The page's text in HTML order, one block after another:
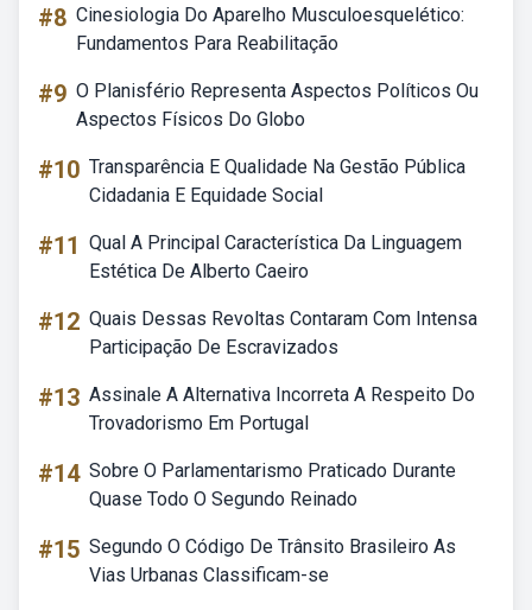
#8 Cinesiologia Do Aparelho Musculoesquelético:
Fundamentos Para Reabilitação
#9 O Planisfério Representa Aspectos Políticos Ou
Aspectos Físicos Do Globo
#10 Transparência E Qualidade Na Gestão Pública
Cidadania E Equidade Social
#11 Qual A Principal Característica Da Linguagem
Estética De Alberto Caeiro
#12 Quais Dessas Revoltas Contaram Com Intensa
Participação De Escravizados
#13 Assinale A Alternativa Incorreta A Respeito Do
Trovadorismo Em Portugal
#14 Sobre O Parlamentarismo Praticado Durante
Quase Todo O Segundo Reinado
#15 Segundo O Código De Trânsito Brasileiro As
Vias Urbanas Classificam-se